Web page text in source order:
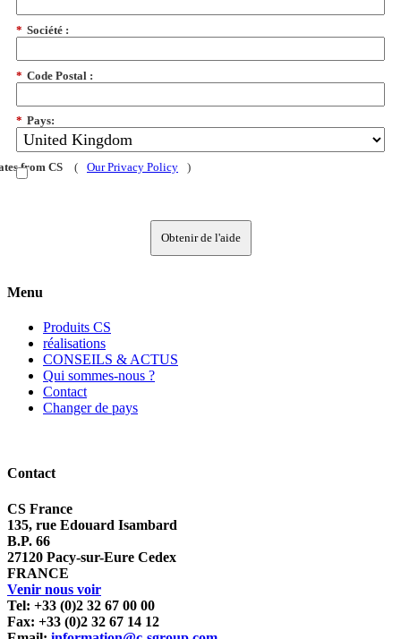
* Société :
* Code Postal :
* Pays:
from CS ( Our Privacy Policy )
Obtenir de l'aide
Menu
Produits CS
réalisations
CONSEILS & ACTUS
Qui sommes-nous ?
Contact
Changer de pays
Contact
CS France
135, rue Edouard Isambard
B.P. 66
27120 Pacy-sur-Eure Cedex
FRANCE
Venir nous voir
Tel: +33 (0)2 32 67 00 00
Fax: +33 (0)2 32 67 14 12